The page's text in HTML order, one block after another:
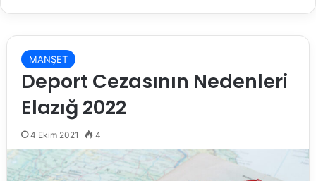
MANŞET
Deport Cezasının Nedenleri
Elazığ 2022
4 Ekim 2021 4